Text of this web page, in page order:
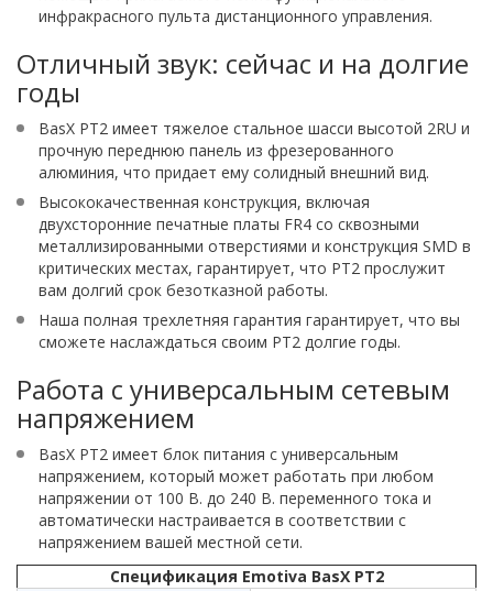
инфракрасного пульта дистанционного управления.
Отличный звук: сейчас и на долгие
годы
BasX PT2 имеет тяжелое стальное шасси высотой 2RU и
прочную переднюю панель из фрезерованного
алюминия, что придает ему солидный внешний вид.
Высококачественная конструкция, включая
двухсторонние печатные платы FR4 со сквозными
металлизированными отверстиями и конструкция SMD в
критических местах, гарантирует, что PT2 прослужит
вам долгий срок безотказной работы.
Наша полная трехлетняя гарантия гарантирует, что вы
сможете наслаждаться своим PT2 долгие годы.
Работа с универсальным сетевым
напряжением
BasX PT2 имеет блок питания с универсальным
напряжением, который может работать при любом
напряжении от 100 В. до 240 В. переменного тока и
автоматически настраивается в соответствии с
напряжением вашей местной сети.
Спецификация Emotiva BasX PT2